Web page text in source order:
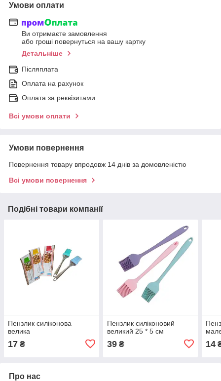
Умови оплати
Ви отримаєте замовлення
або гроші повернуться на вашу картку
Детальніше
Післяплата
Оплата на рахунок
Оплата за реквізитами
Всі умови оплати
Умови повернення
Повернення товару впродовж 14 днів за домовленістю
Всі умови повернення
Подібні товари компанії
Пензлик силіконова
велика
17 ₴
Пензлик силіконовий
великий 25 * 5 см
39₴ 14
Про нас